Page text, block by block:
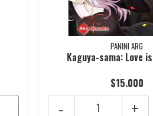
PANINI ARG
Kaguya-sama: Love
$15.000
+
-